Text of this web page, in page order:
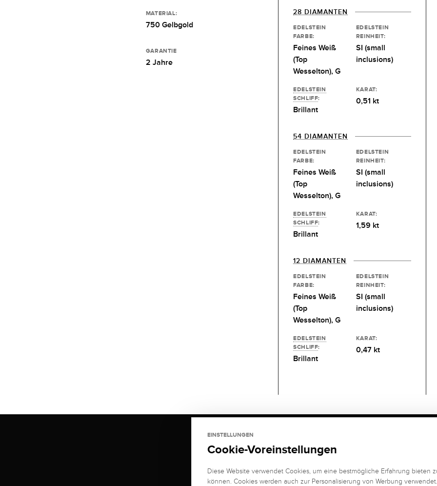
MATERIAL:
750 Gelbgold
GARANTIE
2 Jahre
28 DIAMANTEN
EDELSTEIN
FARBE:
Feines Weiß
(Top
Wesselton), G
EDELSTEIN
REINHEIT:
SI (small
inclusions)
EDELSTEIN
SCHLIFF:
Brillant
KARAT:
0,51 kt
54 DIAMANTEN
EDELSTEIN
FARBE:
Feines Weiß
(Top
Wesselton), G
EDELSTEIN
REINHEIT:
SI (small
inclusions)
EDELSTEIN
SCHLIFF:
Brillant
KARAT:
1,59 kt
12 DIAMANTEN
EDELSTEIN
FARBE:
Feines Weiß
(Top
Wesselton), G
EDELSTEIN
REINHEIT:
SI (small
inclusions)
EDELSTEIN
SCHLIFF:
Brillant
KARAT:
0,47 kt
EINSTELLUNGEN
Cookie-Voreinstellungen
Diese Website verwendet Cookies, um eine bestmögliche Erfahrung bieten
können. Cookies werden auch zur Personalisierung von Werbung verwendet.